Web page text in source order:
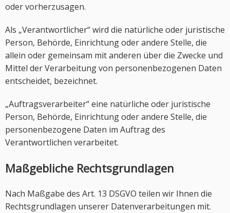
oder vorherzusagen.
Als „Verantwortlicher“ wird die natürliche oder juristische
Person, Behörde, Einrichtung oder andere Stelle, die
allein oder gemeinsam mit anderen über die Zwecke und
Mittel der Verarbeitung von personenbezogenen Daten
entscheidet, bezeichnet.
„Auftragsverarbeiter“ eine natürliche oder juristische
Person, Behörde, Einrichtung oder andere Stelle, die
personenbezogene Daten im Auftrag des
Verantwortlichen verarbeitet.
Maßgebliche Rechtsgrundlagen
Nach Maßgabe des Art. 13 DSGVO teilen wir Ihnen die
Rechtsgrundlagen unserer Datenverarbeitungen mit.